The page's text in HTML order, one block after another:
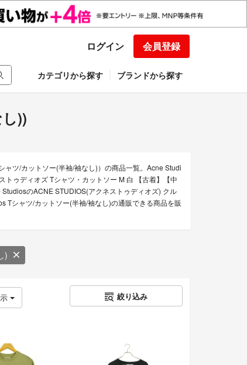
ログイン 会員登録
カテゴリから探す ブランドから探す
))
ツ/カットソー(半袖/袖なし)）の商品一覧。Acne Studi
ゥディオズ Tシャツ・カットソー M 白 【古着】【中
のACNE STUDIOS(アクネストゥディオズ) クル
Tシャツ/カットソー(半袖/袖なし)の通販できる商品を販
)
示 絞り込み